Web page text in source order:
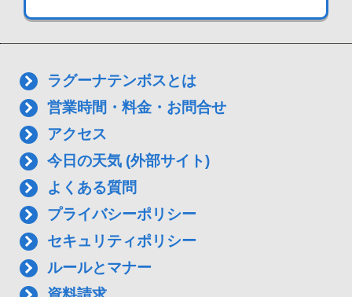
ラグーナテンボスとは
営業時間・料金・お問合せ
アクセス
今日の天気 (外部サイト)
よくある質問
プライバシーポリシー
セキュリティポリシー
ルールとマナー